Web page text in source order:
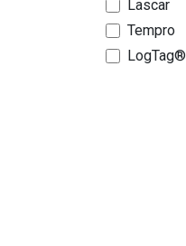
Lascar
Tempro
LogTag®